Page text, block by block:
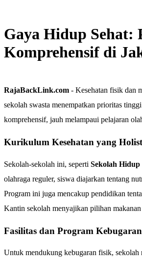
Gaya Hidup Sehat:
Komprehensif di
RajaBackLink.com - Kesehatan fisik dan
sekolah swasta menempatkan prioritas
komprehensif, jauh melampaui pelajaran
Kurikulum Kesehatan yang
Sekolah-sekolah ini, seperti Sekolah
olahraga reguler, siswa diajarkan tentang
Program ini juga mencakup pendidikan
Kantin sekolah menyajikan pilihan
Fasilitas dan Program
Untuk mendukung kebugaran fisik,